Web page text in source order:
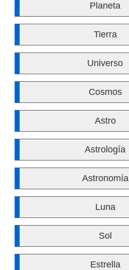
Planeta
Tierra
Universo
Cosmos
Astro
Astrología
Astronomía
Luna
Sol
Estrella